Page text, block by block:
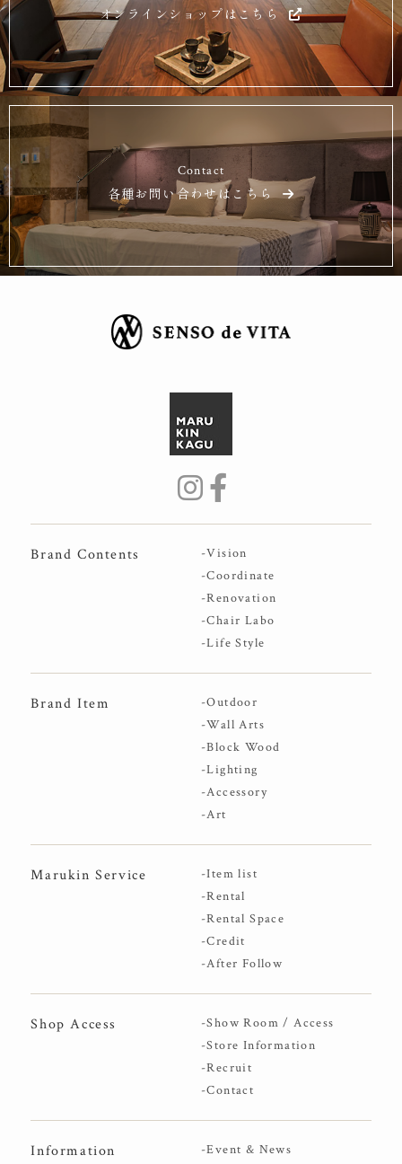
オンラインショップはこちら
Contact
各種お問い合わせはこちら
Brand Contents
-Vision
-Coordinate
-Renovation
-Chair Labo
-Life Style
Brand Item
-Outdoor
-Wall Arts
-Block Wood
-Lighting
-Accessory
-Art
Marukin Service
-Item list
-Rental
-Rental Space
-Credit
-After Follow
Shop Access
-Show Room / Access
-Store Information
-Recruit
-Contact
Information -Event & News